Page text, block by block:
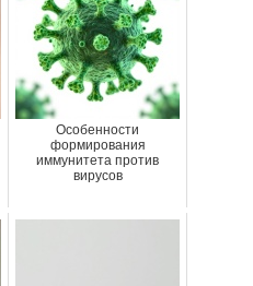
Особенности
формирования
иммунитета против
вирусов